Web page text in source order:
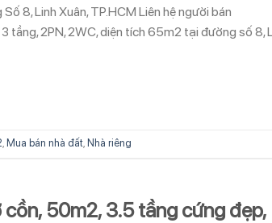
8, Linh Xuân, TP.HCM Liên hệ người bán
tầng, 2PN, 2WC, diện tích 65m2 tại đường số 8,
, Mua bán nhà đất, Nhà riêng
50m2, 3.5 tầng cứng đẹp,